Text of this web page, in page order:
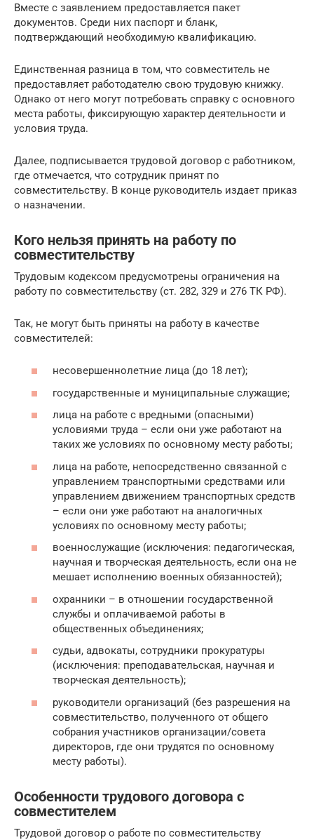
Вместе с заявлением предоставляется пакет
документов. Среди них паспорт и бланк,
подтверждающий необходимую квалификацию.
Единственная разница в том, что совместитель не
предоставляет работодателю свою трудовую книжку.
Однако от него могут потребовать справку с основного
места работы, фиксирующую характер деятельности и
условия труда.
Далее, подписывается трудовой договор с работником,
где отмечается, что сотрудник принят по
совместительству. В конце руководитель издает приказ
о назначении.
Кого нельзя принять на работу по
совместительству
Трудовым кодексом предусмотрены ограничения на
работу по совместительству (ст. 282, 329 и 276 ТК РФ).
Так, не могут быть приняты на работу в качестве
совместителей:
несовершеннолетние лица (до 18 лет);
государственные и муниципальные служащие;
лица на работе с вредными (опасными)
условиями труда – если они уже работают на
таких же условиях по основному месту работы;
лица на работе, непосредственно связанной с
управлением транспортными средствами или
управлением движением транспортных средств
– если они уже работают на аналогичных
условиях по основному месту работы;
военнослужащие (исключения: педагогическая,
научная и творческая деятельность, если она не
мешает исполнению военных обязанностей);
охранники – в отношении государственной
службы и оплачиваемой работы в
общественных объединениях;
судьи, адвокаты, сотрудники прокуратуры
(исключения: преподавательская, научная и
творческая деятельность);
руководители организаций (без разрешения на
совместительство, полученного от общего
собрания участников организации/совета
директоров, где они трудятся по основному
месту работы).
Особенности трудового договора с
совместителем
Трудовой договор о работе по совместительству